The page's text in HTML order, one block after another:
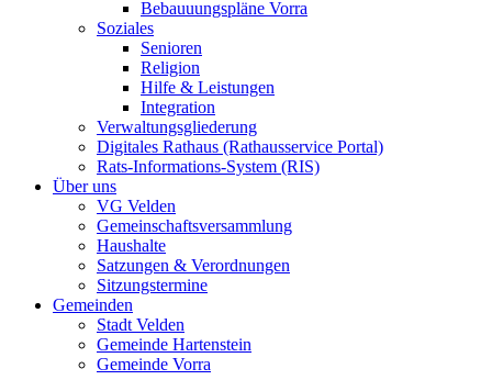
Bebauuungspläne Vorra
Soziales
Senioren
Religion
Hilfe & Leistungen
Integration
Verwaltungsgliederung
Digitales Rathaus (Rathausservice Portal)
Rats-Informations-System (RIS)
Über uns
VG Velden
Gemeinschaftsversammlung
Haushalte
Satzungen & Verordnungen
Sitzungstermine
Gemeinden
Stadt Velden
Gemeinde Hartenstein
Gemeinde Vorra